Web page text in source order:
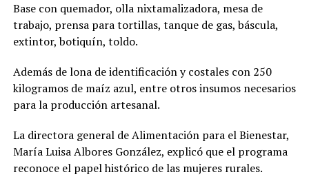
Base con quemador, olla nixtamalizadora, mesa de
trabajo, prensa para tortillas, tanque de gas, báscula,
extintor, botiquín, toldo.
Además de lona de identificación y costales con 250
kilogramos de maíz azul, entre otros insumos necesarios
para la producción artesanal.
La directora general de Alimentación para el Bienestar,
María Luisa Albores González, explicó que el programa
reconoce el papel histórico de las mujeres rurales.